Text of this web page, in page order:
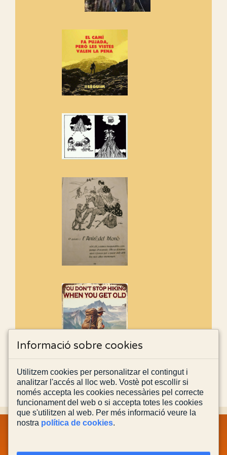
adhereix-te al manifest!
Rebem un diploma dels
Amics de Sant Aniol d'Aguja
Els Centpeus estem implicats
amb la recuperació del refugi i
Informació sobre cookies
Utilitzem cookies per personalitzar el contingut i
analitzar l'accés al lloc web. Vostè pot escollir si
només accepta les cookies necessàries pel correcte
funcionament del web o si accepta totes les cookies
que s'utilitzen al web. Per més informació veure la
nostra política de cookies.